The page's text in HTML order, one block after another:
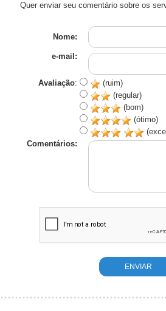
Quer enviar seu comentário sobre os
Nome:
e-mail:
Avaliação:
(ruim)
(regular)
(bom)
(ótimo)
Comentários: